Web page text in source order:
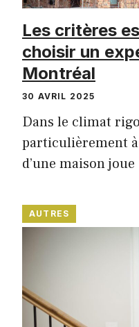
Les critères
choisir un
Montréal
30 AVRIL 2025
Dans le climat
particulièrement
d’une maison
AUTRES